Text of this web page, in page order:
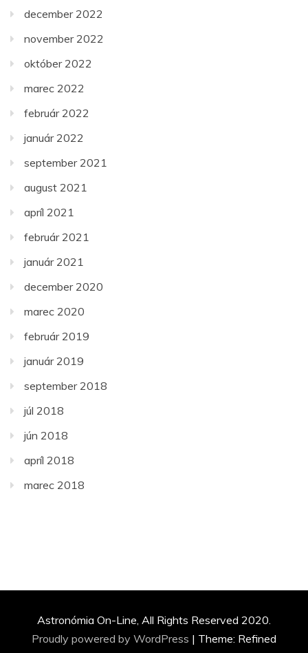
december 2022
november 2022
október 2022
marec 2022
február 2022
január 2022
september 2021
august 2021
apríl 2021
február 2021
január 2021
december 2020
marec 2020
február 2019
január 2019
september 2018
júl 2018
jún 2018
apríl 2018
marec 2018
Astronómia On-Line, All Rights Reserved 2020.
Proudly powered by WordPress | Theme: Refined